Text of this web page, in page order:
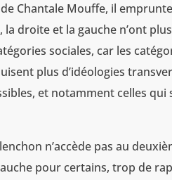
Chantale Mouffe, il
droite et la gauche n’ont
sociales, car les
plus d’idéologies
et notamment celles qui
n’accède pas au
pour certains, trop de